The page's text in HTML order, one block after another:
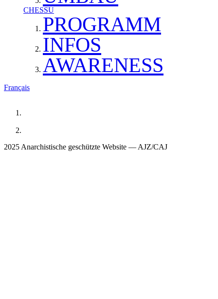
CHESSU
PROGRAMM
INFOS
AWARENESS
Français
2025 Anarchistische geschützte Website — AJZ/CAJ